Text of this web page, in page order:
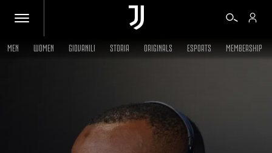
BIGLIETTI
SHOP
MEN WOMEN GIOVANILI STORIA ORIGINALS ESPORTS MEMBERSHIP